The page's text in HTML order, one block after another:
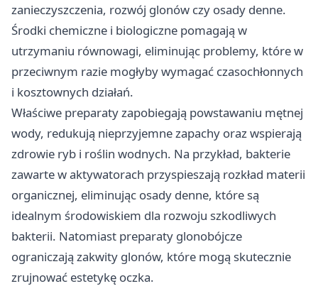
zanieczyszczenia, rozwój glonów czy osady denne.
Środki chemiczne i biologiczne pomagają w
utrzymaniu równowagi, eliminując problemy, które w
przeciwnym razie mogłyby wymagać czasochłonnych
i kosztownych działań.
Właściwe preparaty zapobiegają powstawaniu mętnej
wody, redukują nieprzyjemne zapachy oraz wspierają
zdrowie ryb i roślin wodnych. Na przykład, bakterie
zawarte w aktywatorach przyspieszają rozkład materii
organicznej, eliminując osady denne, które są
idealnym środowiskiem dla rozwoju szkodliwych
bakterii. Natomiast preparaty glonobójcze
ograniczają zakwity glonów, które mogą skutecznie
zrujnować estetykę oczka.